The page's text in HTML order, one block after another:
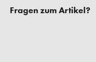
Fragen zum Artikel?